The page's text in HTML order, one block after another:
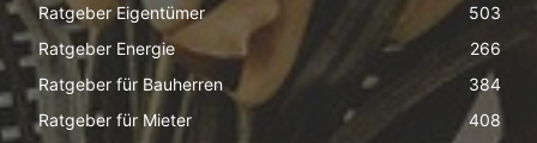
Ratgeber Eigentümer
503
Ratgeber Energie
266
Ratgeber für Bauherren
384
Ratgeber für Mieter
408